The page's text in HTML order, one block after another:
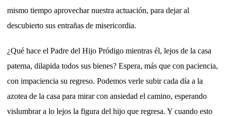
mismo tiempo aprovechar nuestra actuación, para dejar al
descubierto sus entrañas de misericordia.
¿Qué hace el Padre del Hijo Pródigo mientras él, lejos de la casa
paterna, dilapida todos sus bienes? Espera, más que con paciencia,
con impaciencia su regreso. Podemos verle subir cada día a la
azotea de la casa para mirar con ansiedad el camino, esperando
vislumbrar a lo lejos la figura del hijo que regresa. Y cuando esto